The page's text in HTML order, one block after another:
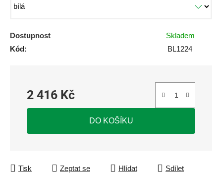
Dostupnost
Skladem
Kód:
BL1224
2 416 Kč
Měrná cena:
DO KOŠÍKU
Tisk Zeptat se Hlídat Sdílet